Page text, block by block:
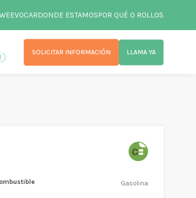
DONDE ESTAMOSPOR QUÉ 0 ROLLOS
SOLICITAR INFORMACIÓN LLAMA YA
Gasolina